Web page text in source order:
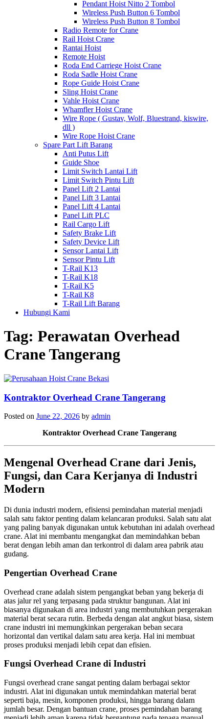
Pendant Hoist Nitto 2 Tombol
Wireless Push Button 6 Tombol
Wireless Push Button 8 Tombol
Radio Remote for Crane
Rail Hoist Crane
Rantai Hoist
Remote Hoist
Roda End Carriege Hoist Crane
Roda Sadle Hoist Crane
Rope Guide Hoist Crane
Sling Hoist Crane
Vahle Hoist Crane
Whamfler Hoist Crane
Wire Rope ( Gustav, Wolf, Bluestrand, kiswire,
dll )
Wire Rope Hoist Crane
Spare Part Lift Barang
Anti Putus Lift
Guide Shoe
Limit Switch Lantai Lift
Limit Switch Pintu Lift
Panel Lift 2 Lantai
Panel Lift 3 Lantai
Panel Lift 4 Lantai
Panel Lift PLC
Rail Cargo Lift
Safety Brake Lift
Safety Device Lift
Sensor Lantai Lift
Sensor Pintu Lift
T-Rail K13
T-Rail K18
T-Rail K5
T-Rail K8
T-Rail Lift Barang
Hubungi Kami
Tag: Perawatan Overhead
Crane Tangerang
Kontraktor Overhead Crane Tangerang
Posted on June 22, 2026 by admin
Kontraktor Overhead Crane Tangerang
Mengenal Overhead Crane dari Jenis,
Fungsi, dan Cara Kerjanya di Industri
Modern
Di dunia industri modern, efisiensi pemindahan material menjadi
salah satu faktor penting dalam kelancaran produksi. Salah satu alat
yang paling banyak digunakan untuk kebutuhan ini adalah overhead
crane. Alat ini membantu mengangkat dan memindahkan beban
berat dengan lebih aman dan terkontrol di dalam area pabrik atau
gudang.
Pengertian Overhead Crane
Overhead crane adalah sistem pengangkat beban yang bekerja di
atas jalur rel yang terpasang pada struktur bangunan. Alat ini
biasanya digunakan di area industri yang membutuhkan pergerakan
material berat secara rutin. Berbeda dengan alat angkut biasa, sistem
crane industri ini memungkinkan pergerakan beban secara
horizontal dan vertikal dalam satu area kerja. Hal ini membuat
proses produksi menjadi lebih cepat dan efisien.
Fungsi Overhead Crane di Industri
Fungsi overhead crane sangat penting dalam berbagai sektor
industri. Alat ini digunakan untuk memindahkan material berat
seperti baja, mesin, komponen produksi, hingga barang dalam
jumlah besar. Dengan bantuan crane, proses pemindahan barang